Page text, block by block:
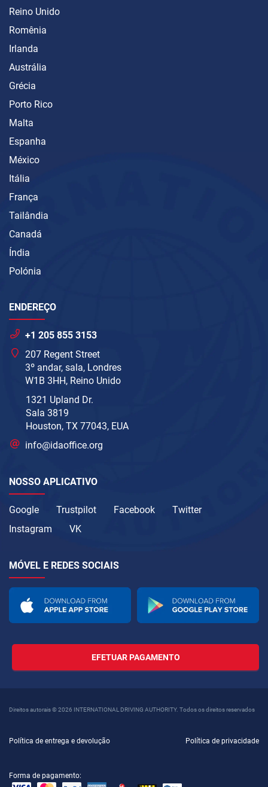
Reino Unido
Romênia
Irlanda
Austrália
Grécia
Porto Rico
Malta
Espanha
México
Itália
França
Tailândia
Canadá
Índia
Polónia
ENDEREÇO
+1 205 855 3153
207 Regent Street
3º andar, sala, Londres
W1B 3HH, Reino Unido
1321 Upland Dr.
Sala 3819
Houston, TX 77043, EUA
info@idaoffice.org
NOSSO APLICATIVO
Google Trustpilot Facebook
Twitter
Instagram
VK
MÓVEL E REDES SOCIAIS
EFETUAR PAGAMENTO
Direitos autorais © 2026 INTERNATIONAL DRIVING AUTHORITY. Todos os direitos reservados
Política de entrega e devolução Política de privacidade
Forma de pagamento: